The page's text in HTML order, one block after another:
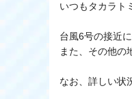
いつもタカラト
台風6号の接近
また、その他の
なお、詳しい状